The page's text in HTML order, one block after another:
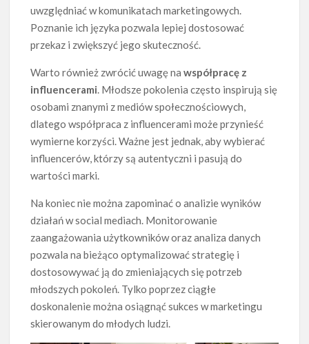
uwzględniać w komunikatach marketingowych.
Poznanie ich języka pozwala lepiej dostosować
przekaz i zwiększyć jego skuteczność.
Warto również zwrócić uwagę nawspółpracę z
influencerami . Młodsze pokolenia często inspirują się
osobami znanymi z mediów społecznościowych,
dlatego współpraca z influencerami może przynieść
wymierne korzyści. Ważne jest jednak, aby wybierać
influencerów, którzy są autentyczni i pasują do
wartości marki.
Na koniec nie można zapominać o analizie wyników
działań w social mediach. Monitorowanie
zaangażowania użytkowników oraz analiza danych
pozwala na bieżąco optymalizować strategię i
dostosowywać ją do zmieniających się potrzeb
młodszych pokoleń. Tylko poprzez ciągłe
doskonalenie można osiągnąć sukces w marketingu
skierowanym do młodych ludzi.